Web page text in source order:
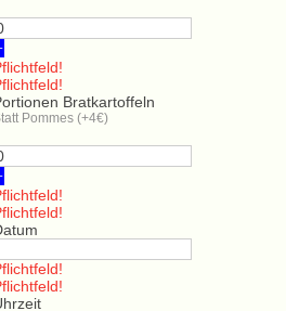
Bratkartoffeln
Pommes (+4€)